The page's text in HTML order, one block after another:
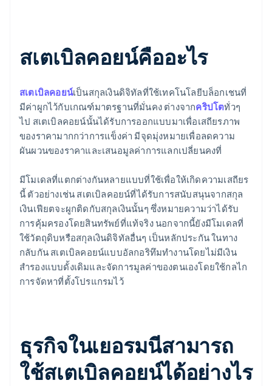
สเตเบิลคอยน์คืออะไร
สเตเบิลคอยน์เป็นสกุลเงินดิจิทัลที่ใช้เทคโนโลยีบล็อกเชนที่
มีค่าผูกไว้กับเกณฑ์มาตรฐานที่มั่นคง ต่างจากคริปโตทั่วๆ
ไป สเตเบิลคอยน์นั้นได้รับการออกแบบมาเพื่อเสถียรภาพ
ของราคามากกว่าการแข็งค่า มีจุดมุ่งหมายเพื่อลดความ
ผันผวนของราคาและเสนอมูลค่าการแลกเปลี่ยนคงที่
มีโมเดลที่แตกต่างกันหลายแบบที่ใช้เพื่อให้เกิดความเสถียร
นี้ ตัวอย่างเช่น สเตเบิลคอยน์ที่ได้รับการสนับสนุนจากสกุล
เงินเฟียตจะผูกติดกับสกุลเงินนั้นๆ ซึ่งหมายความว่าได้รับ
การคุ้มครองโดยสินทรัพย์ที่แท้จริง นอกจากนี้ยังมีโมเดลที่
ใช้วัตถุดิบหรือสกุลเงินดิจิทัลอื่นๆ เป็นหลักประกัน ในทาง
กลับกัน สเตเบิลคอยน์แบบอัลกอริทึมทำงานโดยไม่มีเงิน
สำรองแบบดั้งเดิมและจัดการมูลค่าของตนเองโดยใช้กลไก
การจัดหาที่ตั้งโปรแกรมไว้
ธุรกิจในเยอรมนีสามารถ
ใช้สเตเบิลคอยน์ได้อย่างไร